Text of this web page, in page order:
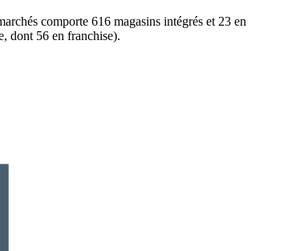
comporte 616 magasins intégrés et 23 en
dont 56 en franchise).